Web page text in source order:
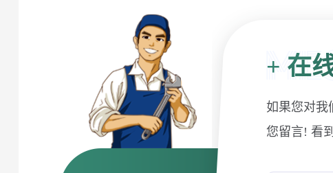
+ 在
如果您对我
您留言! 看